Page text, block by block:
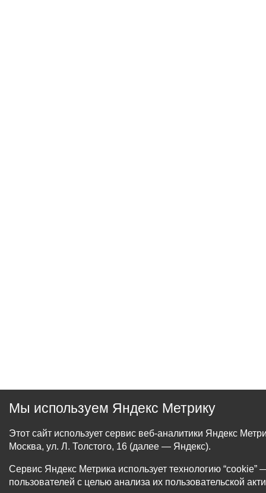
Мы используем Яндекс Метрику
Этот сайт использует сервис веб-аналитики Яндекс
Москва, ул. Л. Толстого, 16 (далее — Яндекс).
Сервис Яндекс Метрика использует технологию
пользователей с целью анализа их пользовательской